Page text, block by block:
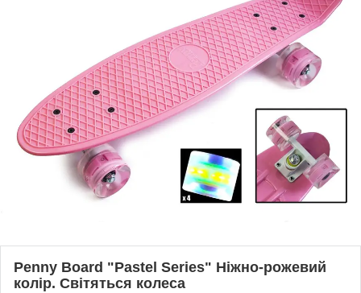
Penny Board "Pastel Series" Ніжно-рожевий
колір. Світяться колеса